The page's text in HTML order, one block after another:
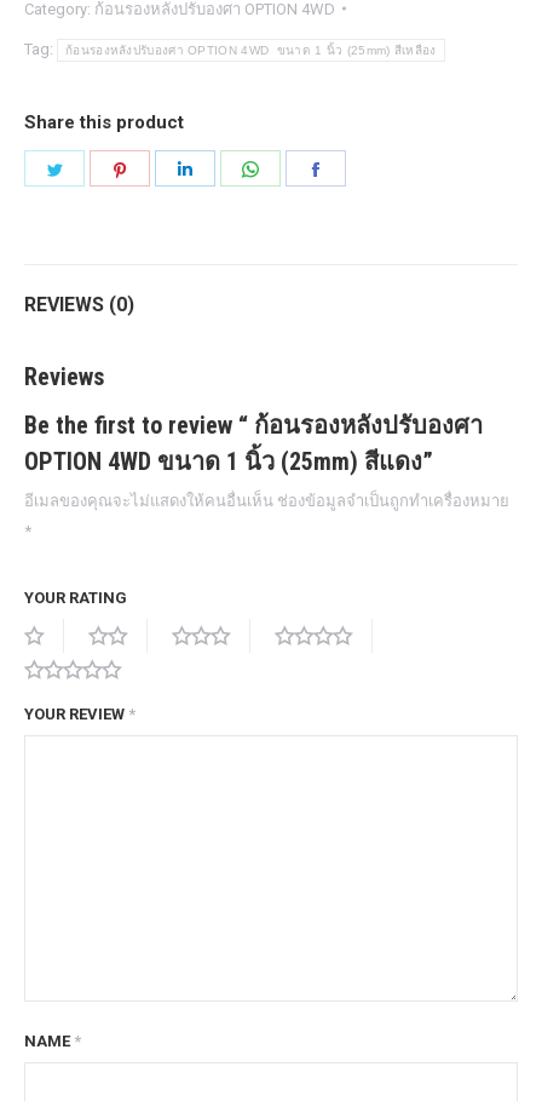
องศา
OPTION
(25mm)
Category: ก้อนรองหลังปรับองศา OPTION 4WD
Tag: ก้อนรองหลังปรับองศา OPTION 4WD ขนาด 1 นิ้ว (25mm) สีเหลือง
Share this product
REVIEWS (0)
Reviews
Be the first to review “ ก้อนรองหลังปรับองศา
OPTION 4WD ขนาด 1 นิ้ว (25mm) สีแดง”
อีเมลของคุณจะไม่แสดงให้คนอื่นเห็น ช่องข้อมูลจำเป็นถูกทำเครื่องหมาย
*
YOUR RATING
YOUR REVIEW *
NAME *